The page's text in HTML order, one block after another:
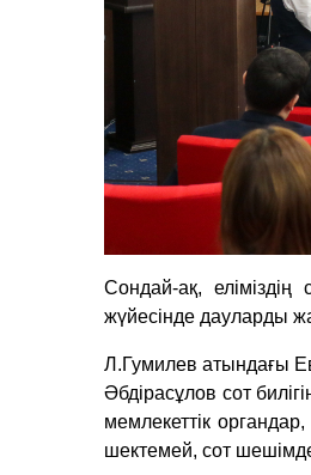
Сондай-ақ, еліміздің
жүйесінде дауларды
Л.Гумилев атындағы
Әбдірасұлов сот
мемлекеттік
шектемей, сот